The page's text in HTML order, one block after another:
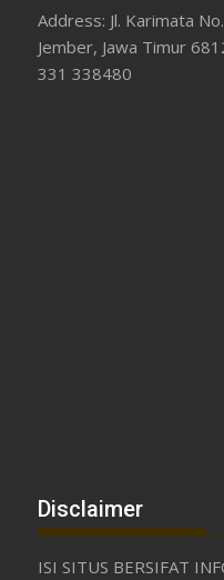
Address: Jl. Karimata
Jember, Jawa Timur
331 338480
Disclaimer
ISI SITUS BERSIFAT